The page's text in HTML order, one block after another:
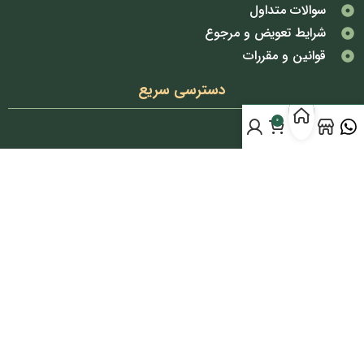
سوالات متداول
شرایط تعویض و مرجوع
قوانین و مقررات
دسترسی سریع
پوشاک بانوان
0